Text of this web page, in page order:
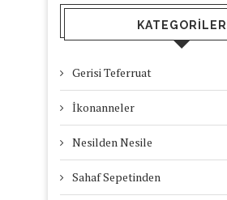
KATEGORILER
Gerisi Teferruat
İkonanneler
Nesilden Nesile
Sahaf Sepetinden